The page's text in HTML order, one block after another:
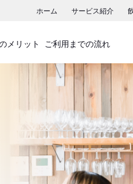
ホーム サービス紹介
メリット ご利用までの流れ